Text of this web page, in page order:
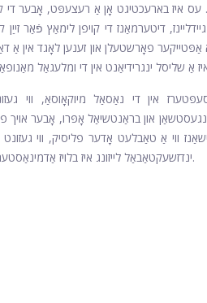
איז בארעכטיגט אָן אַ רעצעפּט, אָבער די
דיטערמאַנז די קויפן לימאַץ פֿאַר
פאָרשטעלן און זענען לאָגד אין אַ
אין די נאַסאַל מיוקאָוסאַ, ווי
און בראַנטשיאַל אָפּרו, אָבער אויך
ווי אַ טאַבלעט אָדער פליסיק, ווי געזונט
ינדזשעקטאַבאַל לייזונג איז בלויז אַדמינאַסטערד אין אַ כעלטקער באַשטעטיקן.